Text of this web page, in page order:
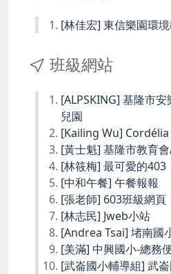
[林佳宏] 東信樂園環
班級網站
[ALPSKING] 基隆市
兒園
[Kailing Wu] Cordélia
[黃士魁] 基隆市教育
[林筱梅] 最可愛的403
[中和午餐] 午餐報報
[張老師] 603班級網頁
[林志民] Jweb小站
[Andrea Tsai] 堵南國
[美滿] 中興國小-總務
[武崙國小輔導組] 武